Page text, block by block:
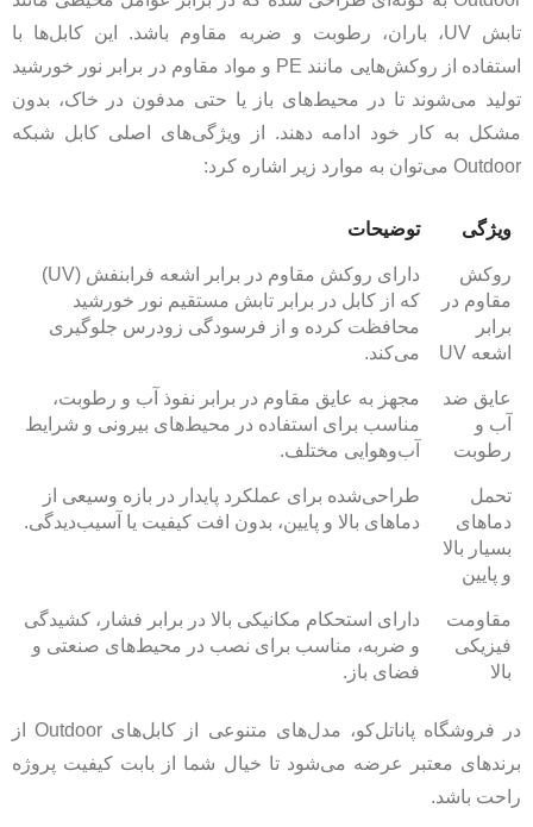
تابش UV، باران، رطوبت و ضربه مقاوم باشد. این کابل‌ها با
استفاده از روکش‌هایی مانند PE و مواد مقاوم در برابر نور خورشید
تولید می‌شوند تا در محیط‌های باز یا حتی مدفون در خاک، بدون
مشکل به کار خود ادامه دهند. از ویژگی‌های اصلی کابل شبکه
Outdoor می‌توان به موارد زیر اشاره کرد:
ویژگی توضیحات
روکش
مقاوم در
برابر
اشعه UV
دارای روکش مقاوم در برابر اشعه فرابنفش (UV)
که از کابل در برابر تابش مستقیم نور خورشید
محافظت کرده و از فرسودگی زودرس جلوگیری
می‌کند.
عایق ضد
آب و
رطوبت
مجهز به عایق مقاوم در برابر نفوذ آب و رطوبت،
مناسب برای استفاده در محیط‌های بیرونی و شرایط
آب‌وهوایی مختلف.
تحمل
دماهای
بسیار بالا
و پایین
طراحی‌شده برای عملکرد پایدار در بازه وسیعی از
دماهای بالا و پایین، بدون افت کیفیت یا آسیب‌دیدگی.
مقاومت
فیزیکی
بالا
دارای استحکام مکانیکی بالا در برابر فشار، کشیدگی
و ضربه، مناسب برای نصب در محیط‌های صنعتی و
فضای باز.
در فروشگاه پاناتل‌کو، مدل‌های متنوعی از کابل‌های Outdoor از
برندهای معتبر عرضه می‌شود تا خیال شما از بابت کیفیت پروژه
راحت باشد.